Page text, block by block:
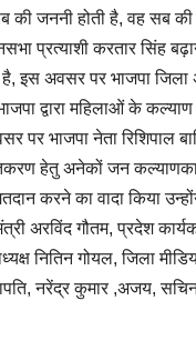
की जननी होती है, वह सब
प्रत्याशी करतार सिंह
इस अवसर पर भाजपा जिला
द्वारा महिलाओं के
पर भाजपा नेता रिशिपाल
हेतु अनेकों जन
करने का वादा किया
अरविंद गौतम, प्रदेश
नितिन गोयल, जिला
नरेंद्र कुमार ,अजय,